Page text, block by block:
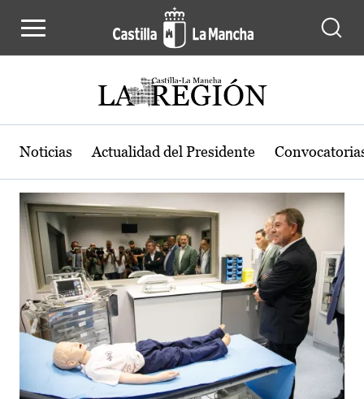
Actualidad de la región de Castilla-
Noticias Actualidad del Presidente